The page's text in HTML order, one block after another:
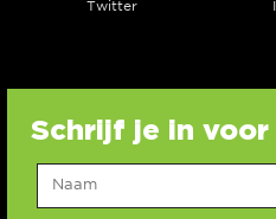
Twitter
Schrijf je in